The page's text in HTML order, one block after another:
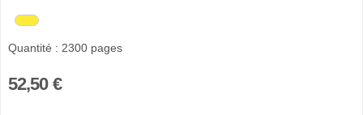
Quantité : 2300 pages
52,50 €